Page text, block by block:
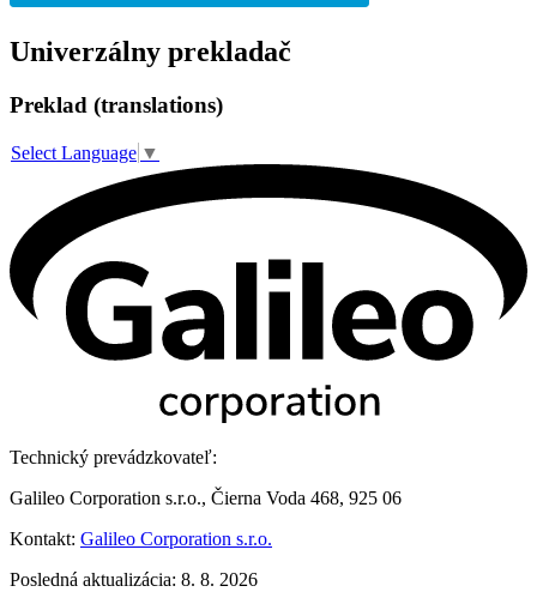
Univerzálny prekladač
Preklad (translations)
Select Language ▼
Technický prevádzkovateľ:
Galileo Corporation s.r.o., Čierna Voda 468, 925 06
Kontakt: Galileo Corporation s.r.o.
Posledná aktualizácia: 8. 8. 2026